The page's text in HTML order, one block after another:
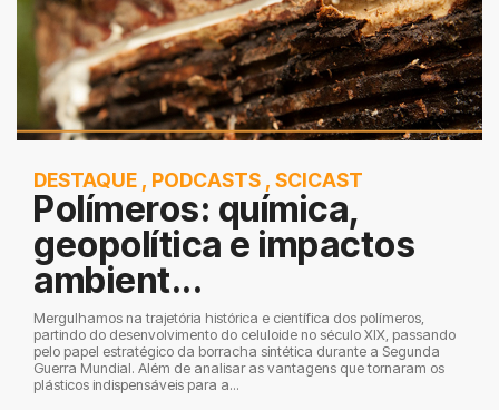
DESTAQUE , PODCASTS , SCICAST
Polímeros: química,
geopolítica e impactos
ambient...
Mergulhamos na trajetória histórica e científica dos polímeros,
partindo do desenvolvimento do celuloide no século XIX, passando
pelo papel estratégico da borracha sintética durante a Segunda
Guerra Mundial. Além de analisar as vantagens que tornaram os
plásticos indispensáveis para a...